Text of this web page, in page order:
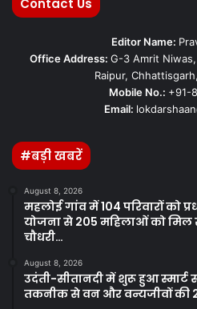
Contact Us
Editor Name:
Office Address: G-3 Amrit
Raipur,
Mobile No.: +91-
Email:
#बड़ी खबरें
August 8, 2026
महलोई गांव में 104 परिवारों को
योजना से 205 महिलाओं को मिल
चौधरी…
August 8, 2026
उदंती-सीतानदी में शुरू हुआ स्मार्ट
तकनीक से वन और वन्यजीवों की